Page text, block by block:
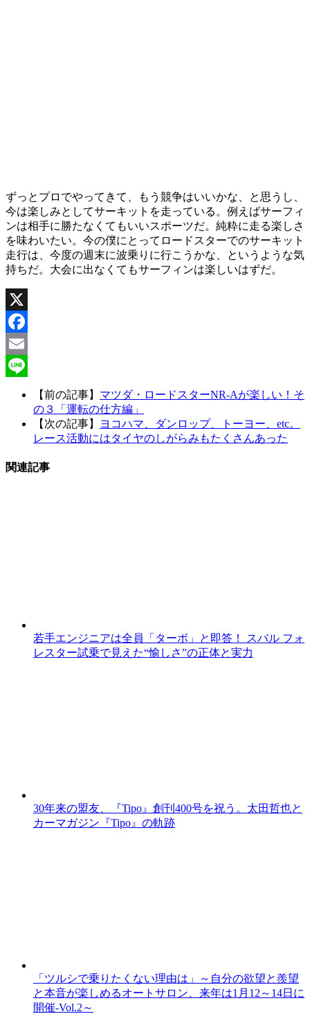
ずっとプロでやってきて、もう競争はいいかな、と思うし、
今は楽しみとしてサーキットを走っている。例えばサーフィ
ンは相手に勝たなくてもいいスポーツだ。純粋に走る楽しさ
を味わいたい。今の僕にとってロードスターでのサーキット
走行は、今度の週末に波乗りに行こうかな、というような気
持ちだ。大会に出なくてもサーフィンは楽しいはずだ。
X
Facebook
Email
【前の記事】 マツダ・ロードスターNR-Aが楽しい！そ
の３「運転の仕方編」
【次の記事】
ヨコハマ、ダンロップ、トーヨー、etc。
レース活動にはタイヤのしがらみもたくさんあった
関連記事
若手エンジニアは全員「ターボ」と即答！ スバル フォ
レスター試乗で見えた“愉しさ”の正体と実力
30年来の盟友、『Tipo』創刊400号を祝う。太田哲也と
カーマガジン『Tipo』の軌跡
「ツルシで乗りたくない理由は」～自分の欲望と羨望
と本音が楽しめるオートサロン、来年は1月12～14日に
開催-Vol.2～